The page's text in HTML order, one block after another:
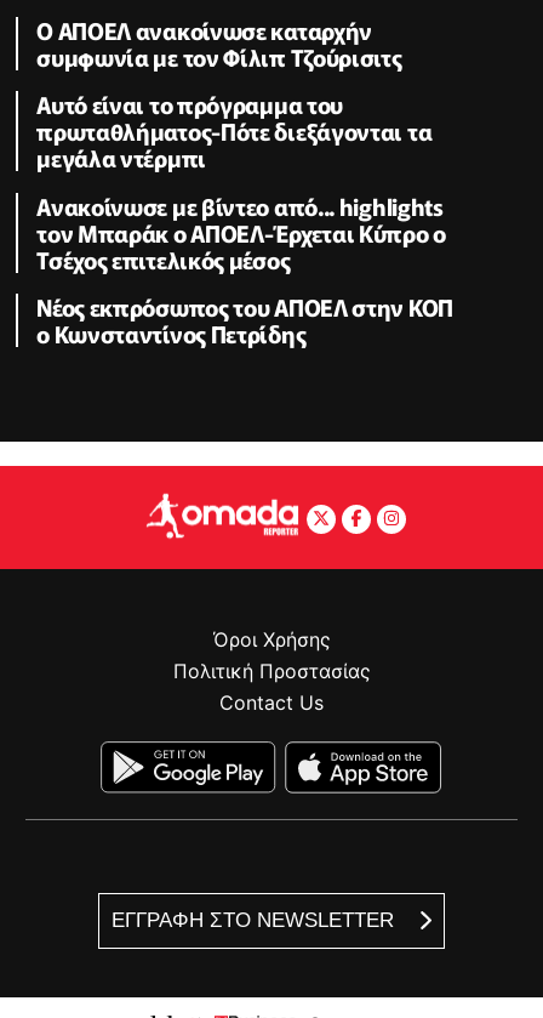
Ο ΑΠΟΕΛ ανακοίνωσε καταρχήν
συμφωνία με τον Φίλιπ Τζούρισιτς
Αυτό είναι το πρόγραμμα του
πρωταθλήματος-Πότε διεξάγονται τα
μεγάλα ντέρμπι
Ανακοίνωσε με βίντεο από... highlights
τον Μπαράκ ο ΑΠΟΕΛ-Έρχεται Κύπρο ο
Τσέχος επιτελικός μέσος
Nέος εκπρόσωπος του ΑΠΟΕΛ στην ΚΟΠ
ο Κωνσταντίνος Πετρίδης
ΕΓΓΡΑΦΗ ΣΤΟ NEWSLETTER
Όροι Χρήσης
Πολιτική Προστασίας
Contact Us